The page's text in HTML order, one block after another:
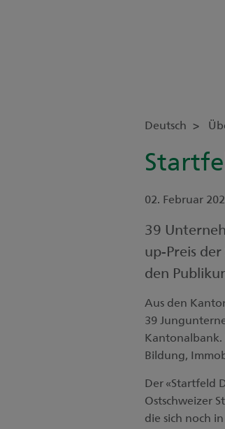
Deutsch
02. Februar
39
up-Preis
den
Aus den
39
Kantonalbank.
Bildung,
Der «Startfeld
Ostschweizer
die sich noch